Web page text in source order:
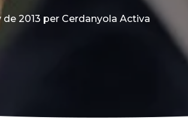
2013 per Cerdanyola Activa